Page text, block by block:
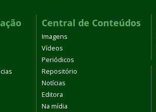
Central de Conteúdos
Imagens
Vídeos
Periódicos
Repositório
Notícias
Editora
Na mídia